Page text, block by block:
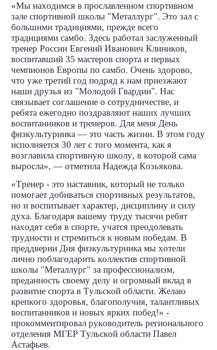
«Мы находимся в прославленном спортивном
зале спортивной школы "Металлург". Это зал с
большими традициями, прежде всего
традициями самбо. Здесь работал заслуженный
тренер России Евгений Иванович Клиников,
воспитавший 35 мастеров спорта и первых
чемпионов Европы по самбо. Очень здорово,
что уже третий год подряд к нам приезжают
наши друзья из "Молодой Гвардии". Нас
связывает соглашение о сотрудничестве, и
ребята ежегодно поздравляют наших лучших
воспитанников и тренеров. Для меня День
физкультурника — это часть жизни. В этом году
исполняется 30 лет с того момента, как я
возглавила спортивную школу, в которой сама
выросла», — отметила Надежда Козьякова.
«Тренер - это наставник, который не только
помогает добиваться спортивных результатов,
но и воспитывает характер, дисциплину и силу
духа. Благодаря вашему труду тысячи ребят
находят себя в спорте, учатся преодолевать
трудности и стремиться к новым победам. В
преддверии Дня физкультурника мы хотели
лично поблагодарить коллектив спортивной
школы "Металлург" за профессионализм,
преданность своему делу и огромный вклад в
развитие спорта в Тульской области. Желаю
крепкого здоровья, благополучия, талантливых
воспитанников и новых ярких побед!» -
прокомментировал руководитель регионального
отделения МГЕР Тульской области Павел
Астафьев.